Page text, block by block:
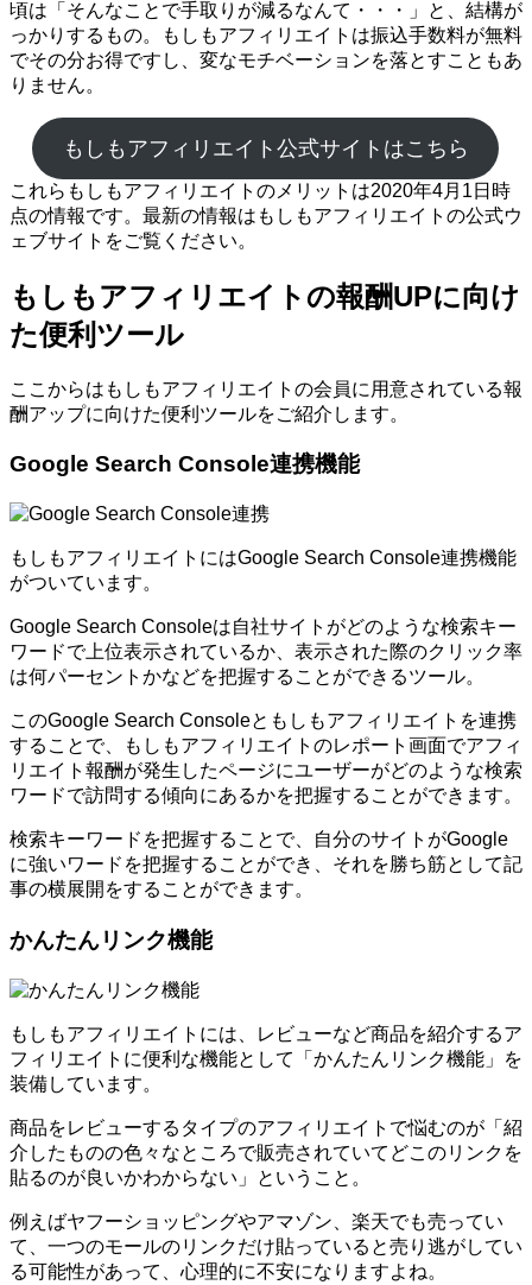
頃は「そんなことで手取りが減るなんて・・・」と、結構が
っかりするもの。もしもアフィリエイトは振込手数料が無料
でその分お得ですし、変なモチベーションを落とすこともあ
りません。
もしもアフィリエイト公式サイトはこちら
これらもしもアフィリエイトのメリットは2020年4月1日時
点の情報です。最新の情報はもしもアフィリエイトの公式ウ
ェブサイトをご覧ください。
もしもアフィリエイトの報酬UPに向け
た便利ツール
ここからはもしもアフィリエイトの会員に用意されている報
酬アップに向けた便利ツールをご紹介します。
Google Search Console連携機能
もしもアフィリエイトにはGoogle Search Console連携機能
がついています。
Google Search Consoleは自社サイトがどのような検索キー
ワードで上位表示されているか、表示された際のクリック率
は何パーセントかなどを把握することができるツール。
このGoogle Search Consoleともしもアフィリエイトを連携
することで、もしもアフィリエイトのレポート画面でアフィ
リエイト報酬が発生したページにユーザーがどのような検索
ワードで訪問する傾向にあるかを把握することができます。
検索キーワードを把握することで、自分のサイトがGoogle
に強いワードを把握することができ、それを勝ち筋として記
事の横展開をすることができます。
かんたんリンク機能
もしもアフィリエイトには、レビューなど商品を紹介するア
フィリエイトに便利な機能として「かんたんリンク機能」を
装備しています。
商品をレビューするタイプのアフィリエイトで悩むのが「紹
介したものの色々なところで販売されていてどこのリンクを
貼るのが良いかわからない」ということ。
例えばヤフーショッピングやアマゾン、楽天でも売ってい
て、一つのモールのリンクだけ貼っていると売り逃がしてい
る可能性があって、心理的に不安になりますよね。